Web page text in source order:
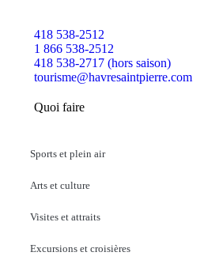
418 538-2512
1 866 538-2512
418 538-2717 (hors saison)
tourisme@havresaintpierre.com
Quoi faire
Sports et plein air
Arts et culture
Visites et attraits
Excursions et croisières